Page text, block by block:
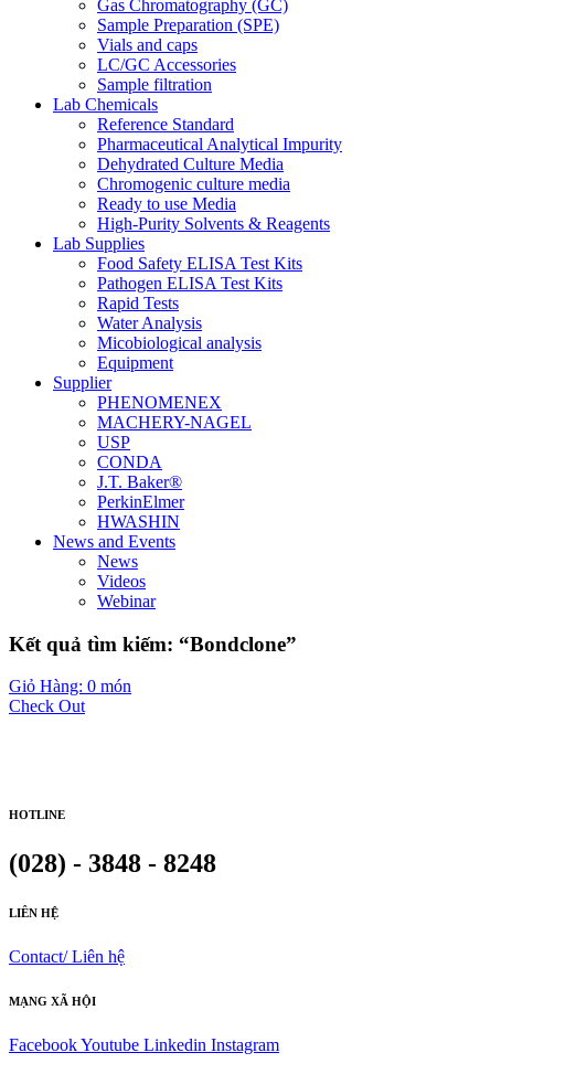
Gas Chromatography (GC)
Sample Preparation (SPE)
Vials and caps
LC/GC Accessories
Sample filtration
Lab Chemicals
Reference Standard
Pharmaceutical Analytical Impurity
Dehydrated Culture Media
Chromogenic culture media
Ready to use Media
High-Purity Solvents & Reagents
Lab Supplies
Food Safety ELISA Test Kits
Pathogen ELISA Test Kits
Rapid Tests
Water Analysis
Micobiological analysis
Equipment
Supplier
PHENOMENEX
MACHERY-NAGEL
USP
CONDA
J.T. Baker®
PerkinElmer
HWASHIN
News and Events
News
Videos
Webinar
Kết quả tìm kiếm: “Bondclone”
Giỏ Hàng: 0 món
Check Out
HOTLINE
(028) - 3848 - 8248
LIÊN HỆ
Contact/ Liên hệ
MẠNG XÃ HỘI
FacebookYoutube Linkedin Instagram